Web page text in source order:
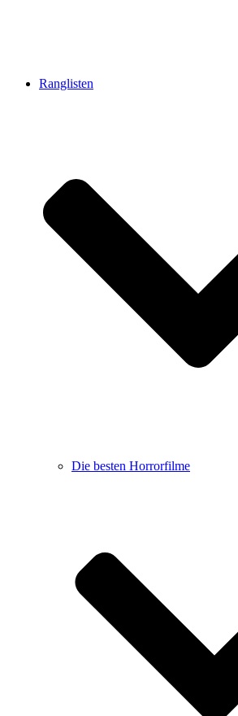
Ranglisten
Die besten Horrorfilme